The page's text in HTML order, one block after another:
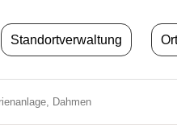
Standortverwaltung
Dahmen